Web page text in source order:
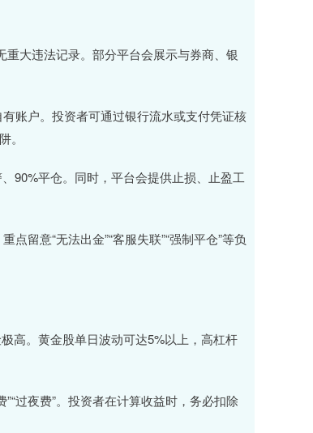
重大违法记录。部分平台会展示与券商、银
账户。投资者可通过银行流水或支付凭证核
。
90%平仓。同时，平台会提供止损、止盈工
留意“无法出金”“客服失联”“强制平仓”等负
高。黄金股单日波动可达5%以上，高杠杆
过夜费”。投资者在计算收益时，务必扣除